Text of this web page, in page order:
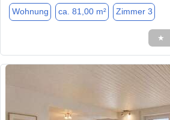
Wohnung ca. 81,00 m² Zimmer 3
★